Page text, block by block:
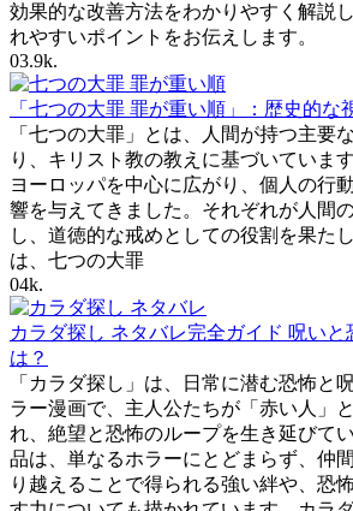
効果的な改善方法をわかりやすく解説
れやすいポイントをお伝えします。
03.9k.
「七つの大罪 罪が重い順」：歴史的な
「七つの大罪」とは、人間が持つ主要
り、キリスト教の教えに基づいていま
ヨーロッパを中心に広がり、個人の行
響を与えてきました。それぞれが人間
し、道徳的な戒めとしての役割を果た
は、七つの大罪
04k.
カラダ探し ネタバレ完全ガイド 呪いと
は？
「カラダ探し」は、日常に潜む恐怖と
ラー漫画で、主人公たちが「赤い人」
れ、絶望と恐怖のループを生き延びて
品は、単なるホラーにとどまらず、仲
り越えることで得られる強い絆や、恐